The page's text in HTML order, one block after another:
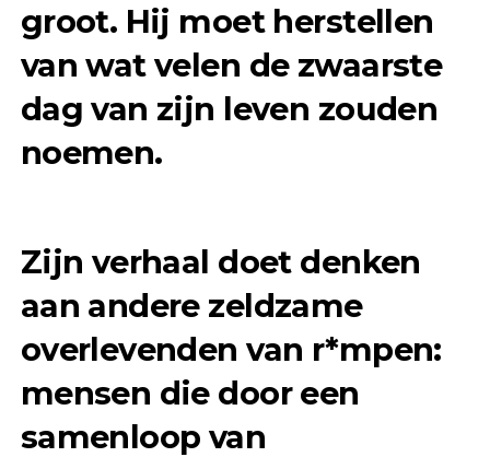
groot. Hij moet herstellen
van wat velen de zwaarste
dag van zijn leven zouden
noemen.
Zijn verhaal doet denken
aan andere zeldzame
overlevenden van r*mpen:
mensen die door een
samenloop van